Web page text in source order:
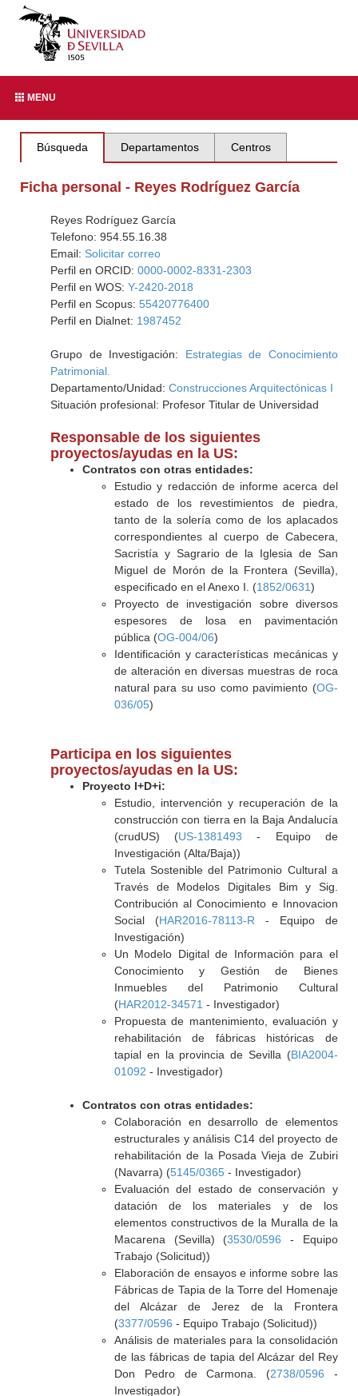
MENU
Búsqueda Departamentos Centros
Ficha personal - Reyes Rodríguez García
Reyes Rodríguez García
Telefono: 954.55.16.38
Email: Solicitar correo
Perfil en ORCID: 0000-0002-8331-2303
Perfil en WOS: Y-2420-2018
Perfil en Scopus: 55420776400
Perfil en Dialnet: 1987452
Grupo de Investigación: Estrategias de Conocimiento
Patrimonial.
Departamento/Unidad: Construcciones Arquitectónicas I
Situación profesional: Profesor Titular de Universidad
Responsable de los siguientes
proyectos/ayudas en la US:
Contratos con otras entidades:
Estudio y redacción de informe acerca del
estado de los revestimientos de piedra,
tanto de la solería como de los aplacados
correspondientes al cuerpo de Cabecera,
Sacristía y Sagrario de la Iglesia de San
Miguel de Morón de la Frontera (Sevilla),
especificado en el Anexo I. (1852/0631)
Proyecto de investigación sobre diversos
espesores de losa en pavimentación
pública (OG-004/06)
Identificación y características mecánicas y
de alteración en diversas muestras de roca
natural para su uso como pavimiento (OG-
036/05)
Participa en los siguientes
proyectos/ayudas en la US:
Proyecto I+D+i:
Estudio, intervención y recuperación de la
construcción con tierra en la Baja Andalucía
(crudUS) (US-1381493 - Equipo de
Investigación (Alta/Baja))
Tutela Sostenible del Patrimonio Cultural a
Través de Modelos Digitales Bim y Sig.
Contribución al Conocimiento e Innovacion
Social (HAR2016-78113-R - Equipo de
Investigación)
Un Modelo Digital de Información para el
Conocimiento y Gestión de Bienes
Inmuebles del Patrimonio Cultural
(HAR2012-34571 - Investigador)
Propuesta de mantenimiento, evaluación y
rehabilitación de fábricas históricas de
tapial en la provincia de Sevilla (BIA2004-
01092 - Investigador)
Contratos con otras entidades:
Colaboración en desarrollo de elementos
estructurales y análisis C14 del proyecto de
rehabilitación de la Posada Vieja de Zubiri
(Navarra) (5145/0365- Investigador)
Evaluación del estado de conservación y
datación de los materiales y de los
elementos constructivos de la Muralla de la
Macarena (Sevilla) (3530/0596 - Equipo
Trabajo (Solicitud))
Elaboración de ensayos e informe sobre las
Fábricas de Tapia de la Torre del Homenaje
del Alcázar de Jerez de la Frontera
(3377/0596 - Equipo Trabajo (Solicitud))
Análisis de materiales para la consolidación
de las fábricas de tapia del Alcázar del Rey
Don Pedro de Carmona. (2738/0596 -
Investigador)